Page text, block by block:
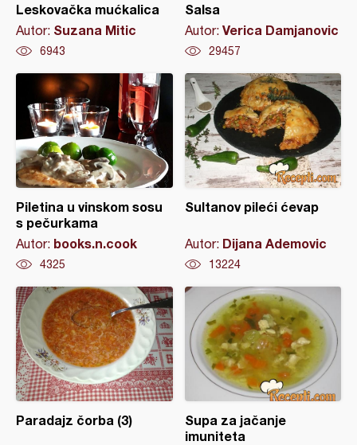
Leskovačka mućkalica
Autor: Suzana Mitic
6943
Salsa
Autor: Verica Damjanovic
29457
Piletina u vinskom sosu
s pečurkama
Autor: books.n.cook
4325
Sultanov pileći ćevap
Autor: Dijana Ademovic
13224
Paradajz čorba (3)
Supa za jačanje
imuniteta